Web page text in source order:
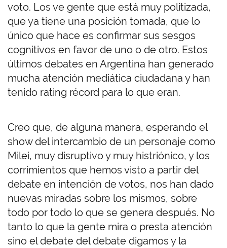
voto. Los ve gente que está muy politizada,
que ya tiene una posición tomada, que lo
único que hace es confirmar sus sesgos
cognitivos en favor de uno o de otro. Estos
últimos debates en Argentina han generado
mucha atención mediática ciudadana y han
tenido rating récord para lo que eran.
Creo que, de alguna manera, esperando el
show del intercambio de un personaje como
Milei, muy disruptivo y muy histriónico, y los
corrimientos que hemos visto a partir del
debate en intención de votos, nos han dado
nuevas miradas sobre los mismos, sobre
todo por todo lo que se genera después. No
tanto lo que la gente mira o presta atención
sino el debate del debate digamos y la